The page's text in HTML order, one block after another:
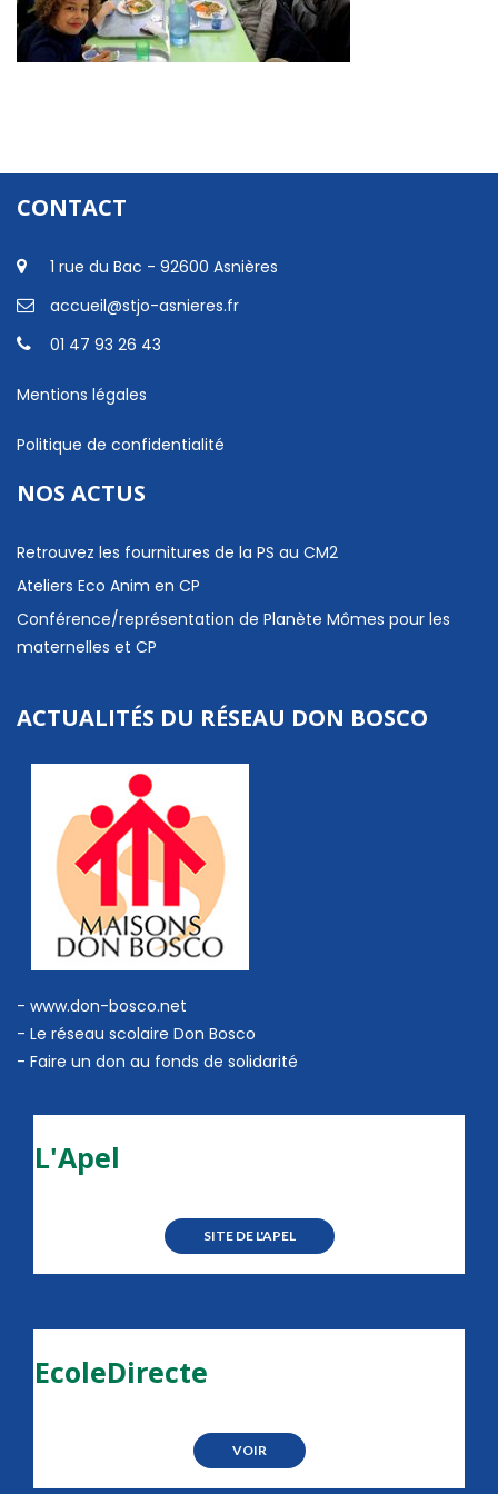
CONTACT
1 rue du Bac - 92600 Asnières
accueil@stjo-asnieres.fr
01 47 93 26 43
Mentions légales
Politique de confidentialité
NOS ACTUS
Retrouvez les fournitures de la PS au CM2
Ateliers Eco Anim en CP
Conférence/représentation de Planète Mômes pour les
maternelles et CP
ACTUALITÉS DU RÉSEAU DON BOSCO
- www.don-bosco.net
- Le réseau scolaire Don Bosco
- Faire un don au fonds de solidarité
L'Apel
SITE DE L'APEL
EcoleDirecte
VOIR